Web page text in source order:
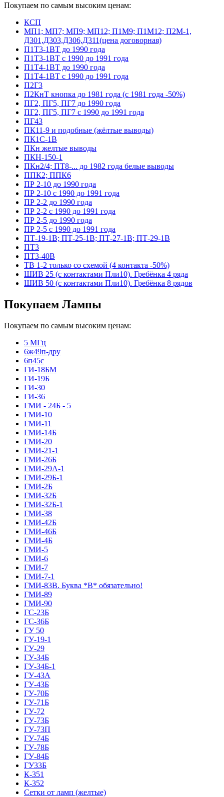
Покупаем по самым высоким ценам:
КСП
МП1; МП7; МП9; МП12; П1М9; П1М12; П2М-1,
Д301,Д303,Д306,Д311(цена договорная)
П1Т3-1ВТ до 1990 года
П1Т3-1ВТ с 1990 до 1991 года
П1Т4-1ВТ до 1990 года
П1Т4-1ВТ с 1990 до 1991 года
П2Г3
П2КнТ кнопка до 1981 года (с 1981 года -50%)
ПГ2, ПГ5, ПГ7 до 1990 года
ПГ2, ПГ5, ПГ7 с 1990 до 1991 года
ПГ43
ПК11-9 и подобные (жёлтые выводы)
ПК1С-1В
ПКн желтые выводы
ПКН-150-1
ПКн2/4; ПТ8-... до 1982 года белые выводы
ППК2; ППК6
ПР 2-10 до 1990 года
ПР 2-10 с 1990 до 1991 года
ПР 2-2 до 1990 года
ПР 2-2 с 1990 до 1991 года
ПР 2-5 до 1990 года
ПР 2-5 с 1990 до 1991 года
ПТ-19-1В; ПТ-25-1В; ПТ-27-1В; ПТ-29-1В
ПТ3
ПТ3-40В
ТВ 1-2 только со схемой (4 контакта -50%)
ШИВ 25 (с контактами Пли10). Гребёнка 4 ряда
ШИВ 50 (с контактами Пли10). Гребёнка 8 рядов
Покупаем Лампы
Покупаем по самым высоким ценам:
5 МГц
6ж49п-дру
6п45с
ГИ-18БМ
ГИ-19Б
ГИ-30
ГИ-36
ГМИ - 24Б - 5
ГМИ-10
ГМИ-11
ГМИ-14Б
ГМИ-20
ГМИ-21-1
ГМИ-26Б
ГМИ-29А-1
ГМИ-29Б-1
ГМИ-2Б
ГМИ-32Б
ГМИ-32Б-1
ГМИ-38
ГМИ-42Б
ГМИ-46Б
ГМИ-4Б
ГМИ-5
ГМИ-6
ГМИ-7
ГМИ-7-1
ГМИ-83В. Буква *В* обязательно!
ГМИ-89
ГМИ-90
ГС-23Б
ГС-36Б
ГУ 50
ГУ-19-1
ГУ-29
ГУ-34Б
ГУ-34Б-1
ГУ-43А
ГУ-43Б
ГУ-70Б
ГУ-71Б
ГУ-72
ГУ-73Б
ГУ-73П
ГУ-74Б
ГУ-78Б
ГУ-84Б
ГУ33Б
К-351
К-352
Сетки от ламп (желтые)